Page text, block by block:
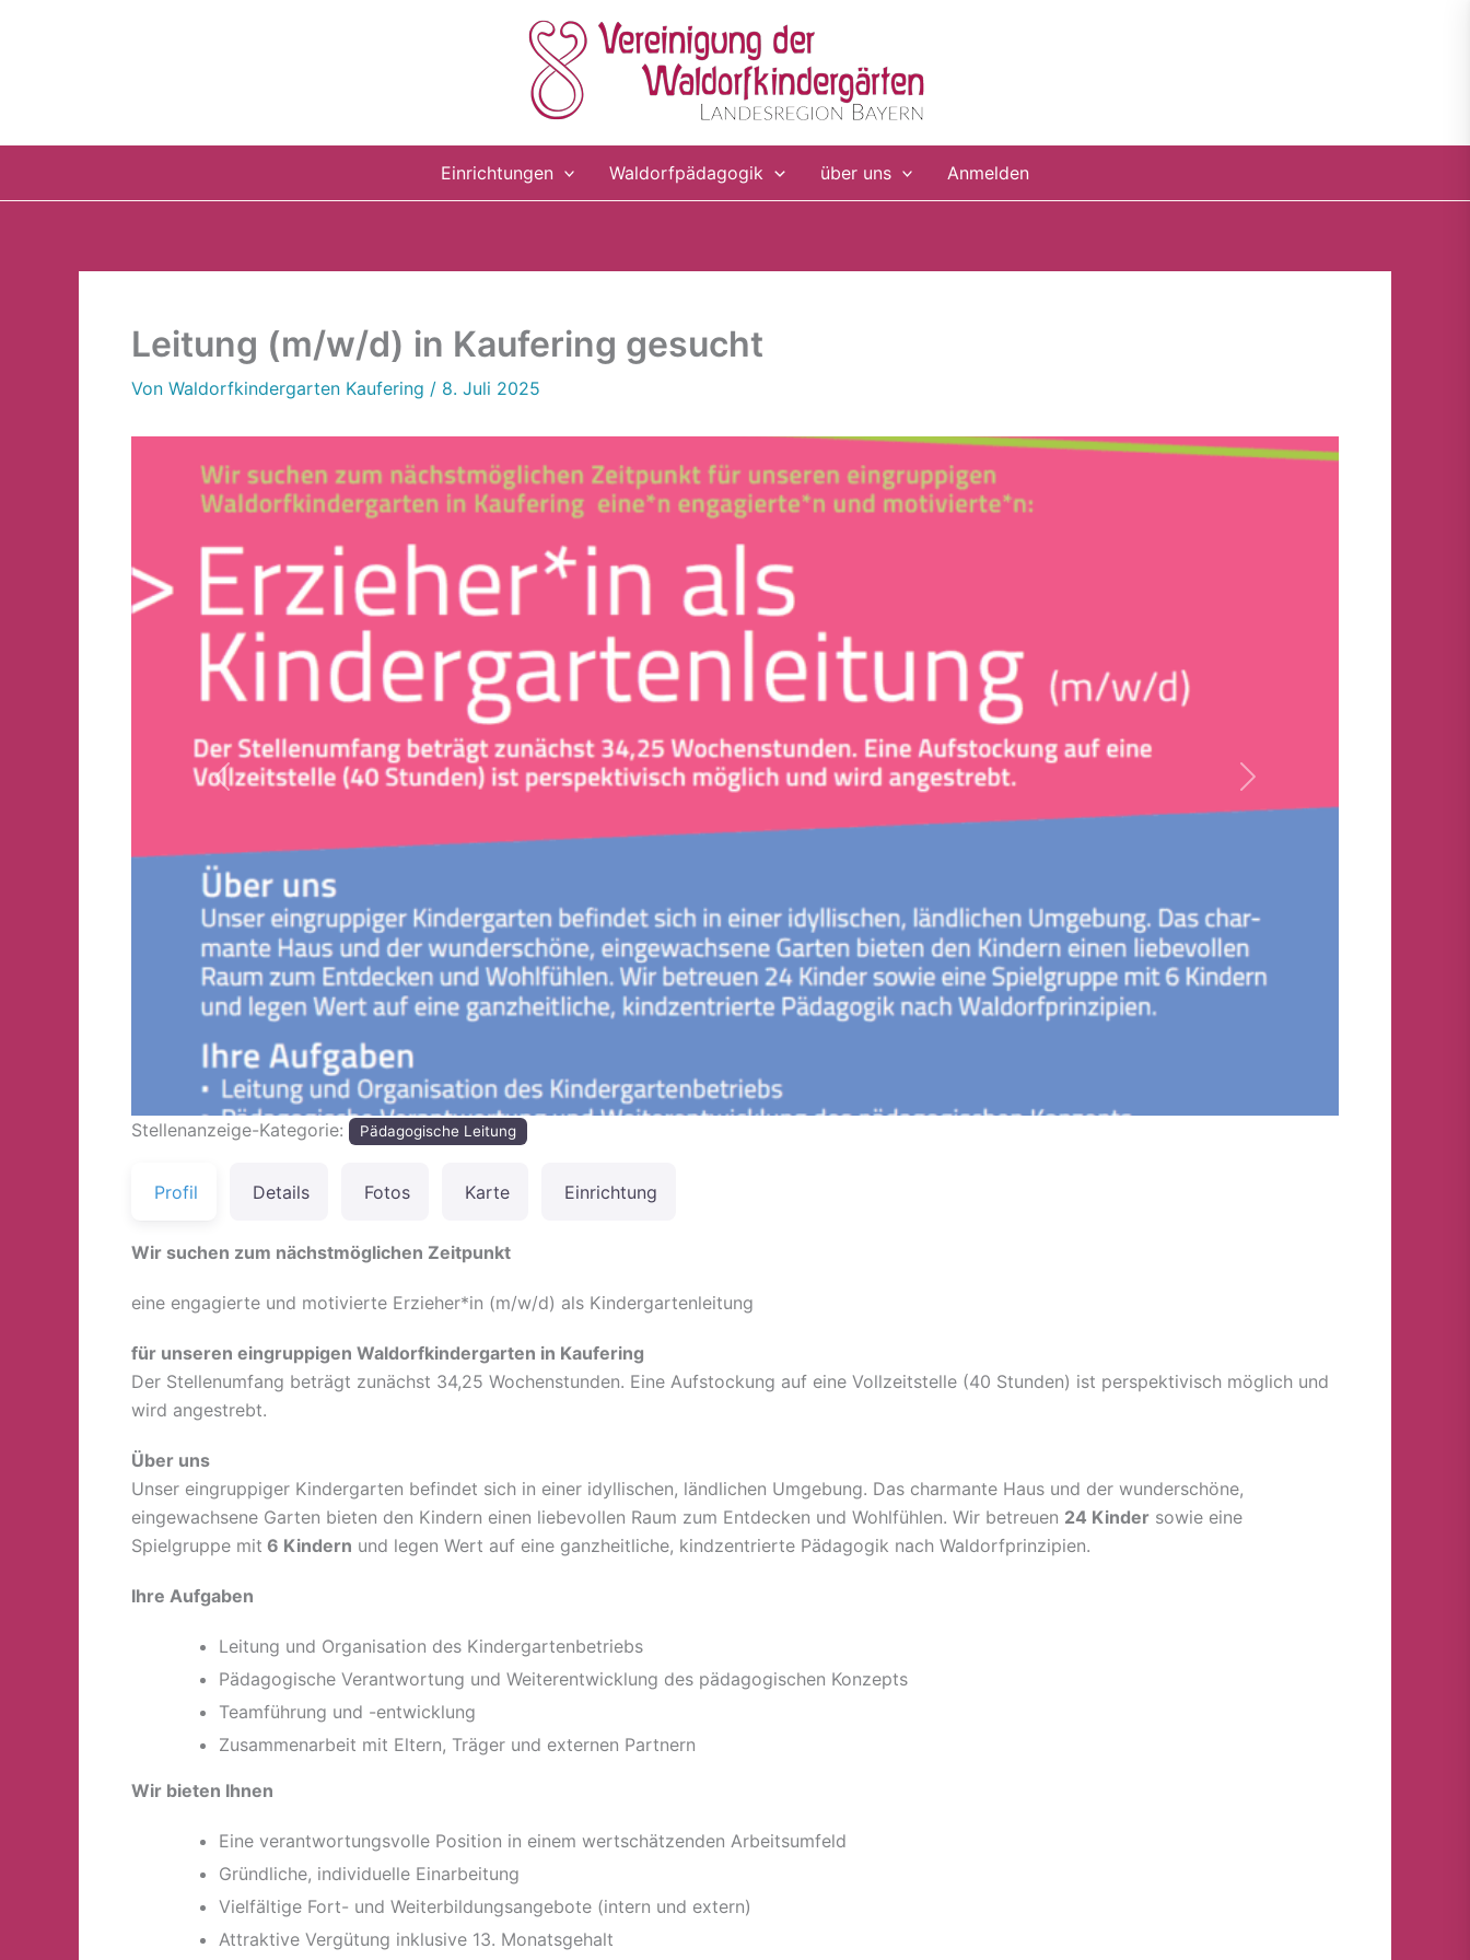
Einrichtungen Waldorfpädagogik über uns Anmelden
Leitung (m/w/d) in Kaufering gesucht
Von Waldorfkindergarten Kaufering / 8. Juli 2025
Vorheriges Nächstes
Stellenanzeige-Kategorie: Pädagogische Leitung
Profil Details Fotos Karte Einrichtung
Wir suchen zum nächstmöglichen Zeitpunkt
eine engagierte und motivierte Erzieher*in (m/w/d) als Kindergartenleitung
für unseren eingruppigen Waldorfkindergarten in Kaufering
Der Stellenumfang beträgt zunächst 34,25 Wochenstunden. Eine Aufstockung auf eine Vollzeitstelle (40 Stunden) ist perspektivisch möglich und
wird angestrebt.
Über uns
Unser eingruppiger Kindergarten befindet sich in einer idyllischen, ländlichen Umgebung. Das charmante Haus und der wunderschöne,
eingewachsene Garten bieten den Kindern einen liebevollen Raum zum Entdecken und Wohlfühlen. Wir betreuen 24 Kinder sowie eine
Spielgruppe mit 6 Kindern und legen Wert auf eine ganzheitliche, kindzentrierte Pädagogik nach Waldorfprinzipien.
Ihre Aufgaben
Leitung und Organisation des Kindergartenbetriebs
Pädagogische Verantwortung und Weiterentwicklung des pädagogischen Konzepts
Teamführung und -entwicklung
Zusammenarbeit mit Eltern, Träger und externen Partnern
Wir bieten Ihnen
Eine verantwortungsvolle Position in einem wertschätzenden Arbeitsumfeld
Gründliche, individuelle Einarbeitung
Vielfältige Fort- und Weiterbildungsangebote (intern und extern)
Attraktive Vergütung inklusive 13. Monatsgehalt